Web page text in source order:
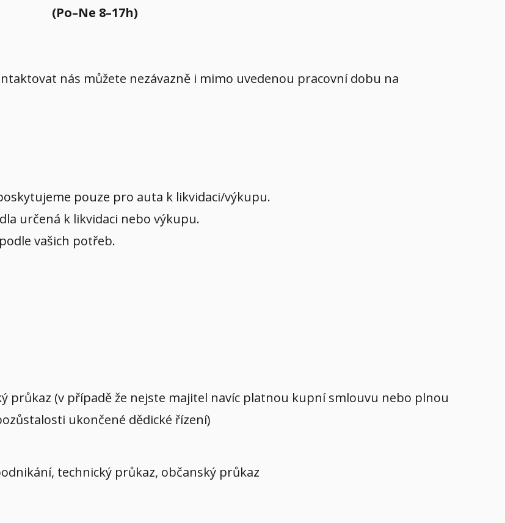
(Po–Ne 8–17h)
nás můžete nezávazně i mimo uvedenou pracovní dobu na
pouze pro auta k likvidaci/výkupu.
určená k likvidaci nebo výkupu.
vašich potřeb.
průkaz (v případě že nejste majitel navíc platnou kupní smlouvu nebo plnou
ukončené dědické řízení)
technický průkaz, občanský průkaz